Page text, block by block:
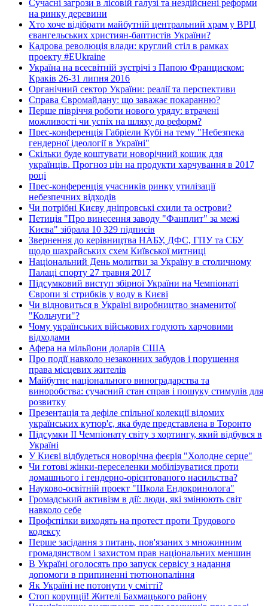
Сучасні загрози в лісовій галузі та нездійснені реформи
на ринку деревини
Хто хоче відібрати майбутній центральний храм у ВРЦ
євангельських християн-баптистів України?
Кадрова революція влади: круглий стіл в рамках
проекту #EUkraine
Україна на всесвітній зустрічі з Папою Франциском:
Краків 26-31 липня 2016
Органічний сектор України: реалії та перспективи
Справа Євромайдану: що заважає покаранню?
Перше півріччя роботи нового уряду: втрачені
можливості чи успіх на шляху до реформ?
Прес-конференція Габріели Кубі на тему "Небезпека
гендерної ідеології в Україні"
Скільки буде коштувати новорічний кошик для
українців. Прогноз цін на продукти харчування в 2017
році
Прес-конференція учасників ринку утилізації
небезпечних відходів
Чи потрібні Києву дніпровські схили та острови?
Петиція "Про винесення заводу "Фанплит" за межі
Києва" зібрала 10 329 підписів
Звернення до керівництва НАБУ, ДФС, ГПУ та СБУ
щодо шахрайських схем Київської митниці
Національний День молитви за Україну в столичному
Палаці спорту 27 травня 2017
Підсумковий виступ збірної України на Чемпіонаті
Європи зі стрибків у воду в Києві
Чи відновиться в Україні виробництво знаменитої
"Кольчуги"?
Чому українських військових годують харчовими
відходами
Афера на мільйони доларів США
Про події навколо незаконних забудов і порушення
права місцевих жителів
Майбутнє національного виноградарства та
виноробства: сучасний стан справ і пошуку стимулів для
розвитку
Презентація та дефіле спільної колекції відомих
українських кутюр'є, яка буде представлена в Торонто
Підсумки ІІ Чемпіонату світу з хортингу, який відбувся в
Україні
У Києві відбудеться новорічна феєрія "Холодне серце"
Чи готові жінки-переселенки мобілізуватися проти
домашнього і гендерно-орієнтованого насильства?
Науково-освітній проект "Школа Ендокринолога"
Громадський активізм в дії: люди, які змінюють світ
навколо себе
Профспілки виходять на протест проти Трудового
кодексу
Перше засідання з питань, пов'язаних з множинним
громадянством і захистом прав національних меншин
В Україні оголосять про запуск сервісу з надання
допомоги в припиненні тютюнопаління
Як Україні не потонути у смітті?
Стоп корупції! Жителі Бахмацького району